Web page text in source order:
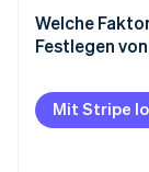
Mehr
Resilienz
Weniger
Welche
Festlegen
Standort
Währung
Mit Stripe